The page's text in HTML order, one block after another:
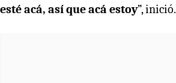
esté acá, así que acá estoy”, inició.